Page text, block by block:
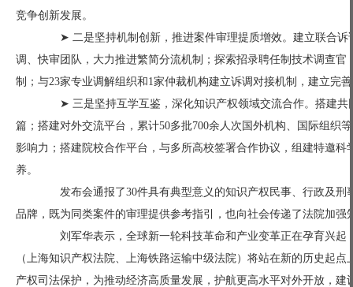
竞争创新发展。
➤ 二是坚持机制创新，推进案件审理提质增效。建立联合诉
调、快审团队，大力推进繁简分流机制；探索招录聘任制技术调查
制；与23家专业调解组织和1家仲裁机构建立诉调对接机制，建立完
➤ 三是坚持互学互鉴，深化知识产权领域交流合作。搭建共
篇；搭建对外交流平台，累计50多批700余人次国外机构、国际组织
影响力；搭建院校合作平台，与多所高校签署合作协议，组建特邀
养。
发布会通报了30件具有典型意义的知识产权民事、行政及刑
品牌，既为同类案件的审理提供参考指引，也向社会传递了法院加强
刘军华表示，全球新一轮科技革命和产业变革正在孕育兴起
（上海知识产权法院、上海铁路运输中级法院）将站在新的历史起
产权司法保护，为推动经济高质量发展，护航更高水平对外开放，建